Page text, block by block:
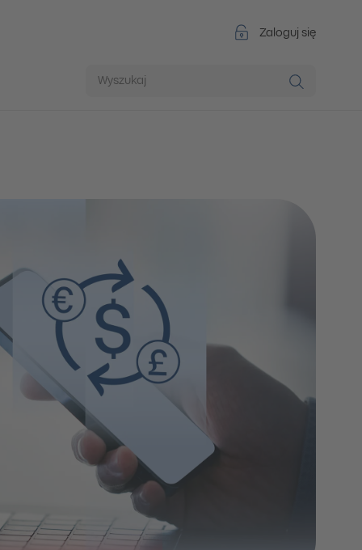
Zaloguj się
Wyszukaj